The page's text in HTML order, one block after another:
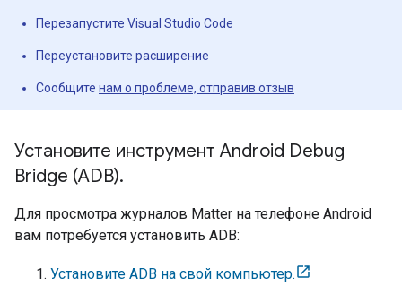
Перезапустите Visual Studio Code
Переустановите расширение
Сообщите нам о проблеме, отправив отзыв
Установите инструмент Android Debug
Bridge (ADB).
Для просмотра журналов Matter на телефоне Android
вам потребуется установить ADB:
Установите ADB на свой компьютер.